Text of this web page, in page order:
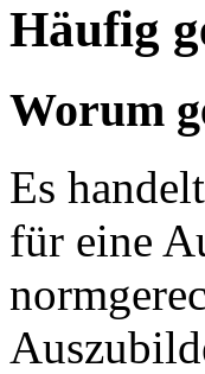
Häufig
Worum
Es
für eine